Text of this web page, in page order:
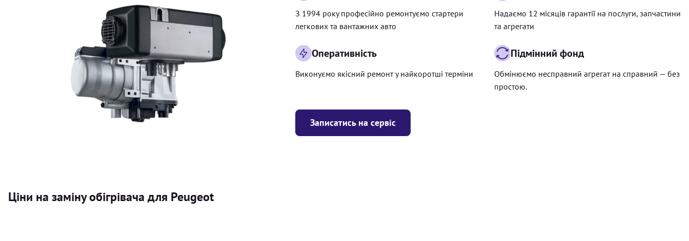
Записатись на сервіс
З 1994 року професійно ремонтуємо стартери
легкових та вантажних авто
Надаємо 12 місяців гарантії на послуги, запчастини
та агрегати
Оперативність
Виконуємо якісний ремонт у найкоротші терміни
Підмінний фонд
Обмінюємо несправний агрегат на справний — без
простою.
Ціни на заміну обігрівача для Peugeot